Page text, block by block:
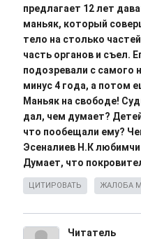
предлагает 12 лет
маньяк, который
тело на столько
часть органов и съел.
подозревали с самого
минус 4 года, а потом
Маньяк на свободе!
дал, чем думает?
что пообещали ему?
Эсеналиев Н.К
Думает, что
ЦИТИРОВАТЬ ЖАЛОБА
Читатель